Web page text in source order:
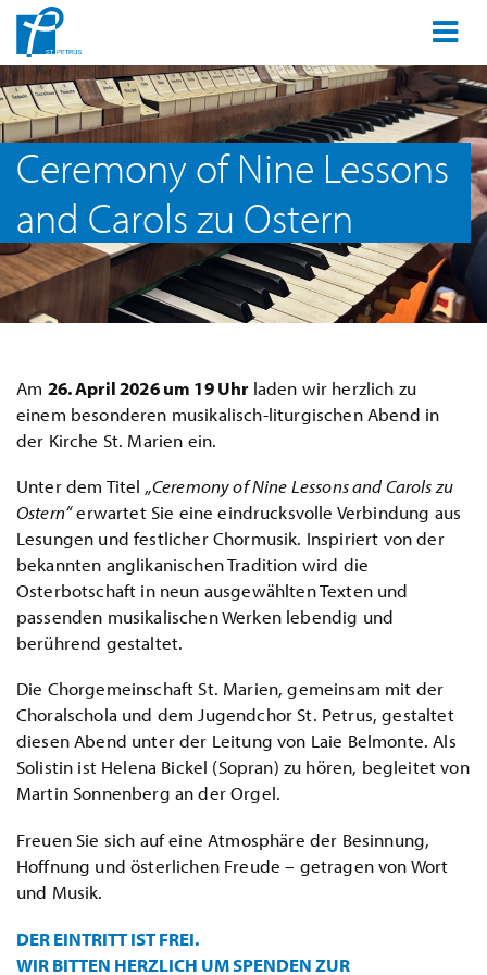
Ceremony of Nine Lessons
and Carols zu Ostern
Am 26. April 2026 um 19 Uhrladen wir herzlich zu
einem besonderen musikalisch-liturgischen Abend in
der Kirche St. Marien ein.
Unter dem Titel „Ceremony of Nine Lessons and Carols zu
Ostern“erwartet Sie eine eindrucksvolle Verbindung aus
Lesungen und festlicher Chormusik. Inspiriert von der
bekannten anglikanischen Tradition wird die
Osterbotschaft in neun ausgewählten Texten und
passenden musikalischen Werken lebendig und
berührend gestaltet.
Die Chorgemeinschaft St. Marien, gemeinsam mit der
Choralschola und dem Jugendchor St. Petrus, gestaltet
diesen Abend unter der Leitung von Laie Belmonte. Als
Solistin ist Helena Bickel (Sopran) zu hören, begleitet von
Martin Sonnenberg an der Orgel.
Freuen Sie sich auf eine Atmosphäre der Besinnung,
Hoffnung und österlichen Freude – getragen von Wort
und Musik.
DER EINTRITT IST FREI.
WIR BITTEN HERZLICH UM SPENDEN ZUR